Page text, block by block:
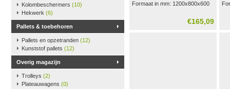
Kolombeschermers (10)
Hekwerk (6)
Pallets & toebehoren
Pallets en opzetranden (12)
Kunststof pallets (12)
Overig magazijn
Trolleys (2)
Plateauwagens (0)
Formaat in mm: 1200x800x600
€165,09